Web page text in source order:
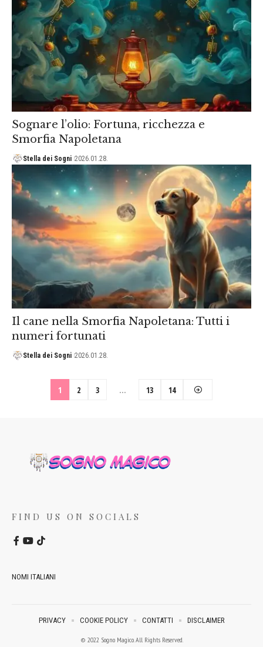
Sognare l’olio: Fortuna, ricchezza e
Smorfia Napoletana
Stella dei Sogni 2026.01.28.
Il cane nella Smorfia Napoletana: Tutti i
numeri fortunati
Stella dei Sogni 2026.01.28.
1 2 3 … 13 14
FIND US ON SOCIALS
NOMI ITALIANI
© 2022 Sogno Magico. All Rights Reserved.
PRIVACY COOKIE POLICY CONTATTI DISCLAIMER